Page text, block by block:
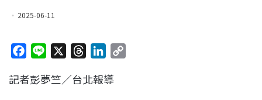
2025-06-11
c
n
r
n
記者彭夢竺／台北報導